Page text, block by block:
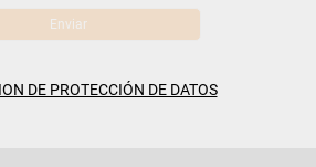
DE PROTECCIÓN DE DATOS